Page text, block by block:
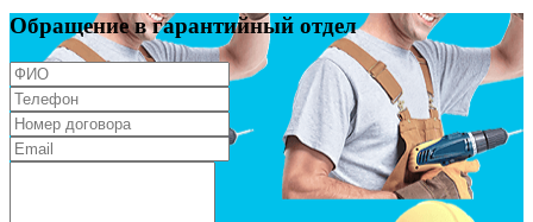
Обращение в гарантийный отдел